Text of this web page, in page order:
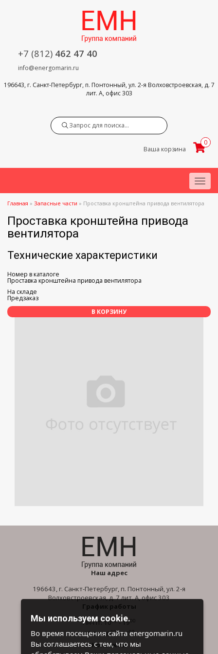
+7 (812) 462 47 40
info@energomarin.ru
196643, г. Санкт-Петербург, п. Понтонный, ул. 2-я Волховстроевская, д. 7
лит. А, офис 303
Ваша корзина
0
Menu
Главная » Запасные части » Проставка кронштейна привода вентилятора
Проставка кронштейна привода
вентилятора
Технические характеристики
Номер в каталоге
Проставка кронштейна привода вентилятора
На складе
Предзаказ
В КОРЗИНУ
Наш адрес
196643, г. Санкт-Петербург, п. Понтонный, ул. 2-я
Волховстроевская, д. 7 лит. А, офис 303
График работы
Пн-Пт: 1000- 1900
Сб-Вс: 1000- 1600
Контакты
Мы используем cookie.
Во время посещения сайта energomarin.ru
Вы соглашаетесь с тем, что мы